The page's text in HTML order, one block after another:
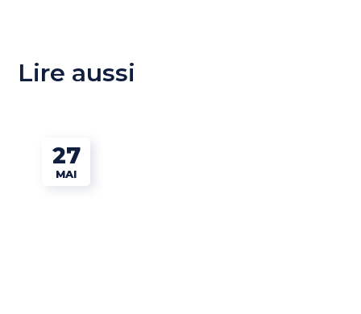
Lire aussi
27
MAI